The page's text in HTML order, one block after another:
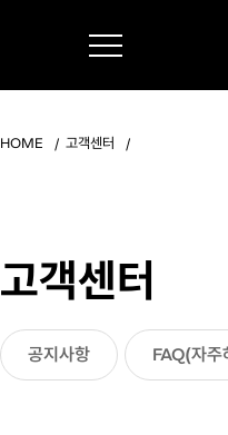
HOME 고객센터
고객센터
공지사항 FAQ(자주